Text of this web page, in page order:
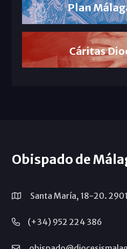
Plan
Cáritas
Obispado de
Santa María, 18-20.
(+34) 952 224 386